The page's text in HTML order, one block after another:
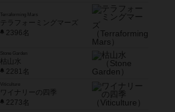
Terraforming Mars
テラフォーミングマーズ
2396名
Stone Garden
枯山水
2281名
Viticulture
ワイナリーの四季
2273名